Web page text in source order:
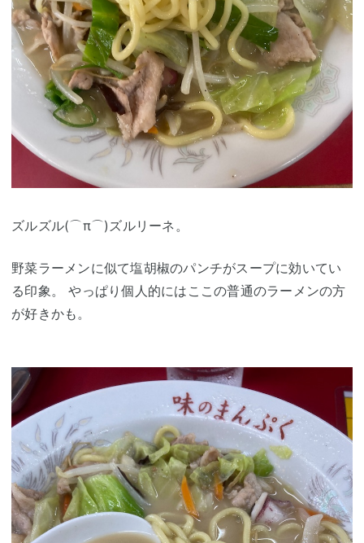
ズルズル(⌒π⌒)ズルリーネ。
野菜ラーメンに似て塩胡椒のパンチがスープに効いてい
る印象。 やっぱり個人的にはここの普通のラーメンの方
が好きかも。